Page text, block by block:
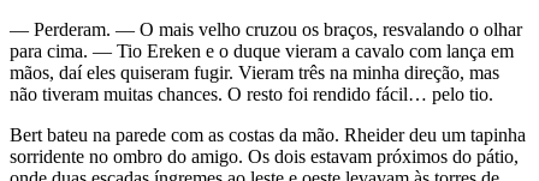
— Perderam. — O mais velho cruzou os braços, resvalando o olhar
para cima. — Tio Ereken e o duque vieram a cavalo com lança em
mãos, daí eles quiseram fugir. Vieram três na minha direção, mas
não tiveram muitas chances. O resto foi rendido fácil… pelo tio.
Bert bateu na parede com as costas da mão. Rheider deu um tapinha
sorridente no ombro do amigo. Os dois estavam próximos do pátio,